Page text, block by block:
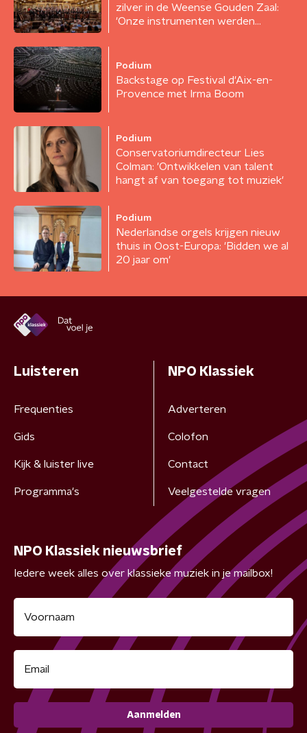
zilver in de Weense Gouden Zaal:
'Onze instrumenten werden
Podium
Backstage op Festival d'Aix-en-
Provence met Irma Boom
Podium
Conservatoriumdirecteur Lies
Colman: 'Ontwikkelen van talent
hangt af van toegang tot muziek'
Podium
Nederlandse orgels krijgen nieuw
thuis in Oost-Europa: 'Bidden we al
20 jaar om'
Luisteren
Frequenties
Gids
Kijk & luister live
Programma's
NPO Klassiek
Adverteren
Colofon
Contact
Veelgestelde vragen
NPO Klassiek nieuwsbrief
Iedere week alles over klassieke muziek in je mailbox!
Aanmelden